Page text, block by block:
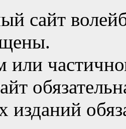
сайт
изданий